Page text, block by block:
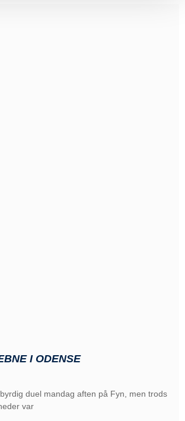
I ODENSE
duel mandag aften på Fyn, men trods
var